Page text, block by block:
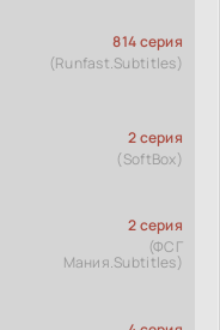
814 серия
(Runfast.Subtitles)
2 серия
(SoftBox)
2 серия
(ФСГ
Мания.Subtitles)